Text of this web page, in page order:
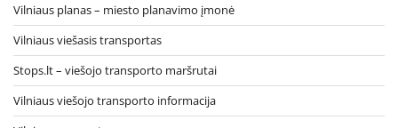
Vilniaus planas – miesto planavimo įmonė
Vilniaus viešasis transportas
Stops.lt – viešojo transporto maršrutai
Vilniaus viešojo transporto informacija